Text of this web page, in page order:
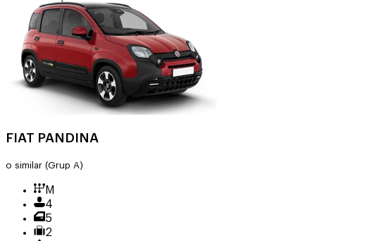
FIAT PANDINA
o similar (Grup A)
M
4
5
2